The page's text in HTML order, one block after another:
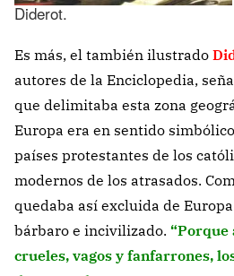
Diderot.
Es más, el también ilustrado
autores de la Enciclopedia,
que delimitaba esta zona
Europa era en sentido
países protestantes de los
modernos de los atrasados.
quedaba así excluida de
bárbaro e incivilizado. “Porque
crueles, vagos y fanfarrones,